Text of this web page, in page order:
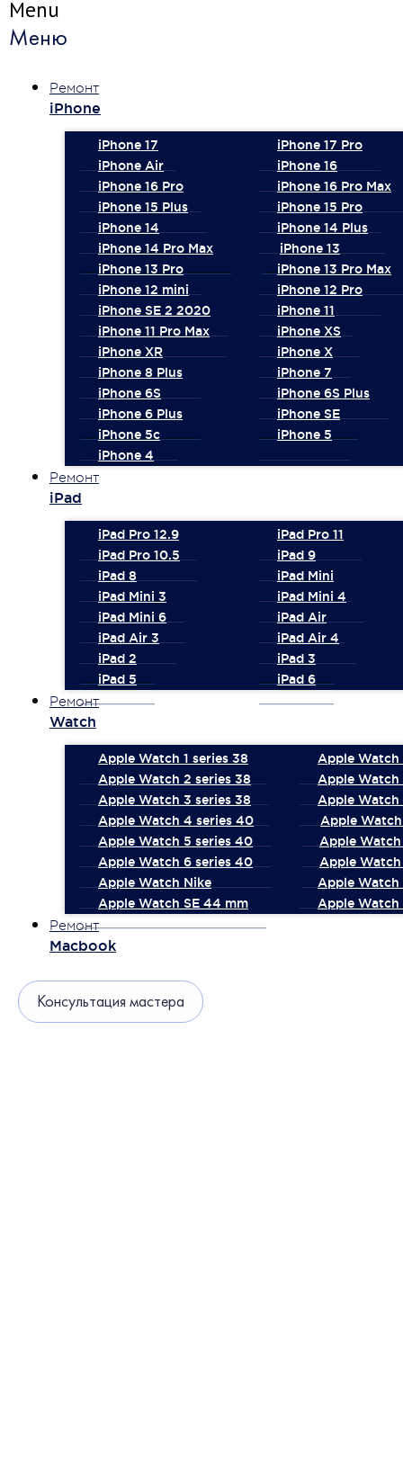
Menu
Меню
Ремонт
iPhone
iPhone 17
iPhone 17 Pro
iPhone Air
iPhone 16
iPhone 16 Pro
iPhone 16 Pro Max
iPhone 15 Plus
iPhone 15 Pro
iPhone 14
iPhone 14 Plus
iPhone 14 Pro Max
iPhone 13
iPhone 13 Pro
iPhone 13 Pro Max
iPhone 12 mini
iPhone 12 Pro
iPhone SE 2 2020
iPhone 11
iPhone 11 Pro Max
iPhone XS
iPhone XR
iPhone X
iPhone 8 Plus
iPhone 7
iPhone 6S
iPhone 6S Plus
iPhone 6 Plus
iPhone SE
iPhone 5c
iPhone 5
iPhone 4
Ремонт
iPad
iPad Pro 12.9
iPad Pro 11
iPad Pro 10.5
iPad 9
iPad 8
iPad Mini
iPad Mini 3
iPad Mini 4
iPad Mini 6
iPad Air
iPad Air 3
iPad Air 4
iPad 2
iPad 3
iPad 5
iPad 6
Ремонт
Watch
Apple Watch 1 series 38
Apple Watch
Apple Watch 2 series 38
Apple Watch
Apple Watch 3 series 38
Apple Watch
Apple Watch 4 series 40
Apple
Apple Watch 5 series 40
Apple
Apple Watch 6 series 40
Apple
Apple Watch Nike
Apple Watch
Apple Watch SE 44 mm
Apple Watch
Ремонт
Macbook
Консультация мастера